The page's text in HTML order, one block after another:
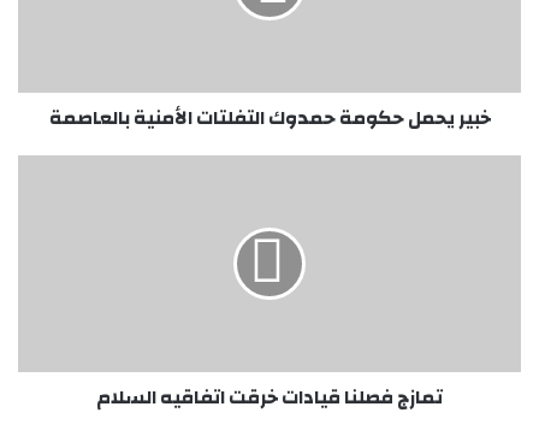
خبير يحمل حكومة حمدوك التفلتات الأمنية بالعاصمة
تمازج فصلنا قيادات خرقت اتفاقيه السلام